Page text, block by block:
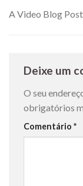
A Video Blog Post
Deixe um
O seu
obrigatórios
Comentário *